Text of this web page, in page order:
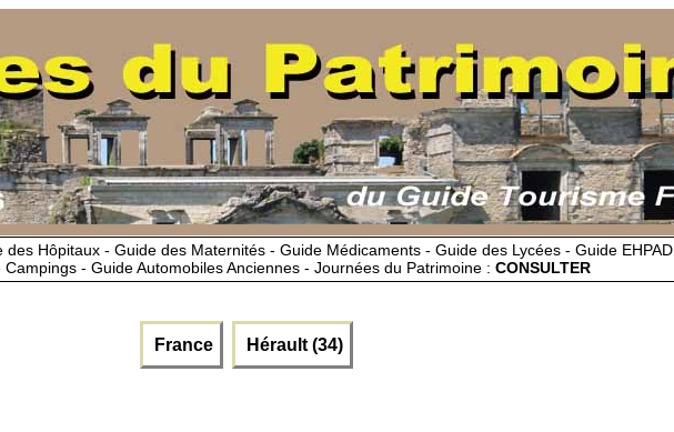
Hôpitaux - Guide des Maternités - Guide Médicaments - Guide des Lycées - Guide EHPAD
- Guide Automobiles Anciennes - Journées du Patrimoine : CONSULTER
France Hérault (34)